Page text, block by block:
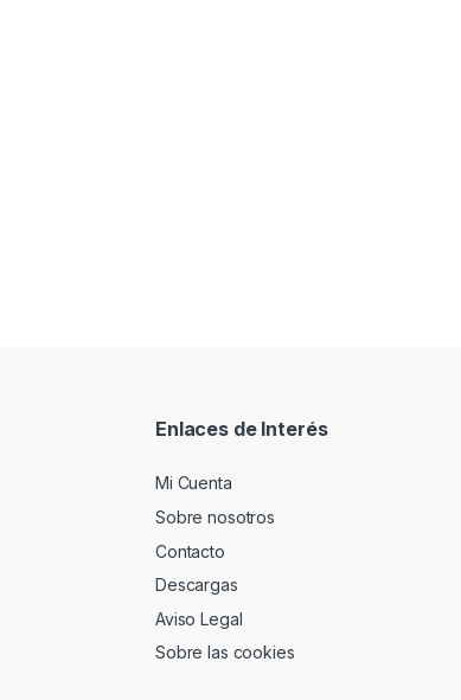
Enlaces de Interés
Mi Cuenta
Sobre nosotros
Contacto
Descargas
Aviso Legal
Sobre las cookies